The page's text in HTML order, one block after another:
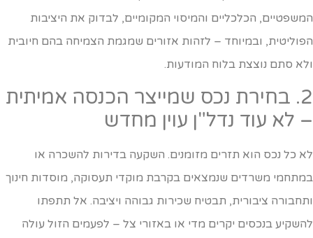
הכלכליים והמיסוי המקומיים, לבדוק את היציבות
ובמיוחד – לזהות אזורים שמגמת הצמיחה בהם חיובית
סתם נוצצת בלוח המודעות.
2. בחירת נכס שמייצר הכנסה אמיתית
לא עוד נדל"ן עוין מחדש
כל נכס הוא תזרים מזומנים. השקעה בדירות להשכרה או
משרדים שנמצאים בקרבת מוקדי תעסוקה, מוסדות חינוך
ציבורית, תבטיח שכירות גבוהה ויציבה. אל תתפתו
בנכסים יקרים מדי או באזורי צל – לפעמים הזול עולה